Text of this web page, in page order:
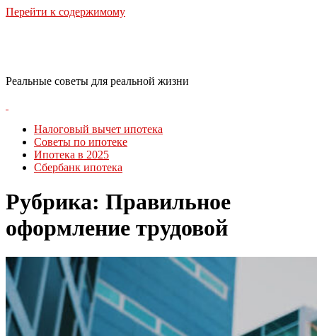
Перейти к содержимому
Реальные советы для реальной жизни
Налоговый вычет ипотека
Советы по ипотеке
Ипотека в 2025
Сбербанк ипотека
Рубрика: Правильное
оформление трудовой